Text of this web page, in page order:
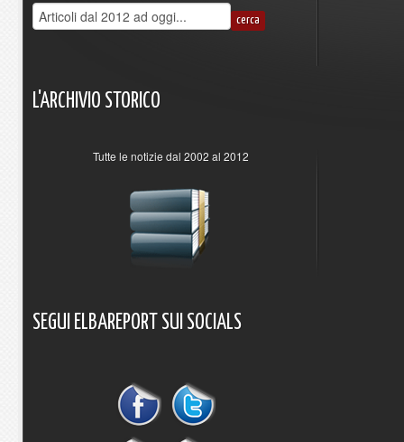
L'ARCHIVIO STORICO
Tutte le notizie dal 2002 al 2012
SEGUI ELBAREPORT SUI SOCIALS